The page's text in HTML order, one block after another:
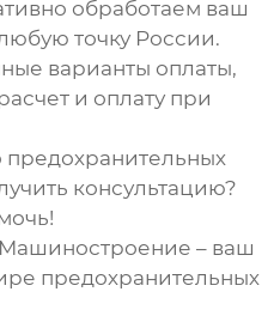
обработаем ваш
точку России.
варианты оплаты,
и оплату при
предохранительных
консультацию?
– ваш
предохранительных